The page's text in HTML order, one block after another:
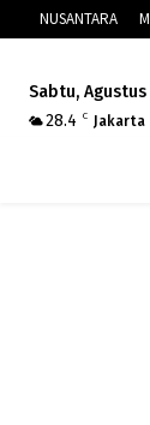
NUSANTARA
Sabtu,
28.4
C Jakarta